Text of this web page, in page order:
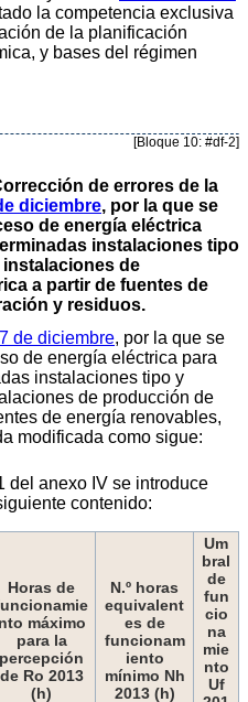
la competencia exclusiva
de la planificación
y bases del régimen
[Bloque 10: #df-2]
de errores de la
diciembre, por la que se
de energía eléctrica
instalaciones tipo
de
a partir de fuentes de
y residuos.
de diciembre, por la que se
de energía eléctrica para
instalaciones tipo y
de producción de
de energía renovables,
modificada como sigue:
del anexo IV se introduce
contenido:
Horas de
nto máximo
para la
percepción
de Ro 2013
(h)
N.º horas
equivalent
es de
funcionam
iento
mínimo Nh
2013 (h)
Um
bral
de
fun
cio
na
mie
nto
Uf